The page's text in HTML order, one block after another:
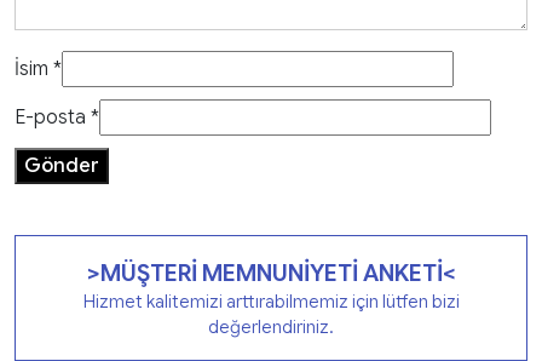
İsim *
E-posta *
>MÜŞTERİ MEMNUNİYETİ ANKETİ<
Hizmet kalitemizi arttırabilmemiz için lütfen bizi
değerlendiriniz.